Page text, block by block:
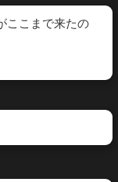
こまで来たの